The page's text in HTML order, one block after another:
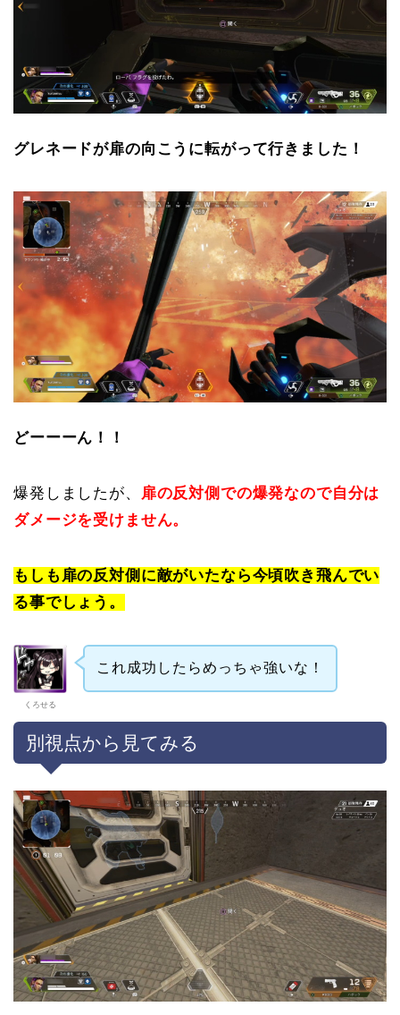
グレネードが扉の向こうに転がって行きました！
どーーーん！！
爆発しましたが、
扉の反対側での爆発なので自分は
ダメージを受けません。
もしも扉の反対側に敵がいたなら今頃吹き飛んでい
る事でしょう。
くろせる
これ成功したらめっちゃ強いな！
別視点から見てみる